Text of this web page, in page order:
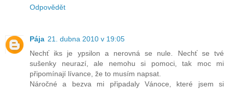
Odpovědět
Pája 21. dubna 2010 v 19:05
Nechť iks je ypsilon a nerovná se nule. Nechť se tvé
sušenky neurazí, ale nemohu si pomoci, tak moc mi
připomínají lívance, že to musím napsat.
Náročné a bezva mi připadaly Vánoce, které jsem si